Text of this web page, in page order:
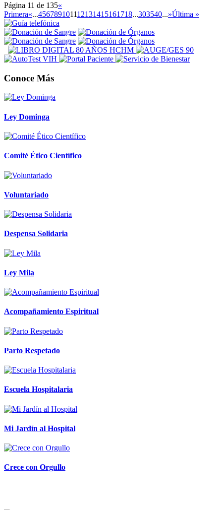
Página 11 de 135«
Primera«...456789101112131415161718...303540...»Última »
Conoce Más
Ley Dominga
Comité Ético Científico
Voluntariado
Despensa Solidaria
Ley Mila
Acompañamiento Espiritual
Parto Respetado
Escuela Hospitalaria
Mi Jardín al Hospital
Crece con Orgullo